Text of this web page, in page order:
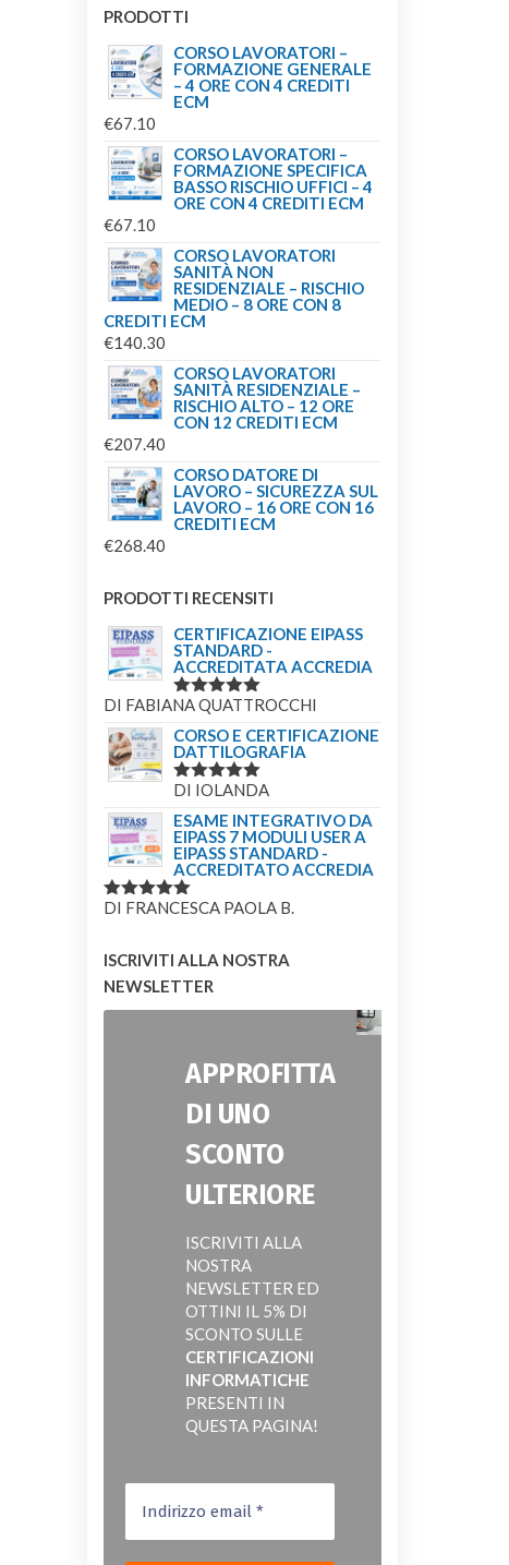
PRODOTTI
CORSO LAVORATORI –
FORMAZIONE GENERALE
– 4 ORE CON 4 CREDITI
ECM
€67.10
CORSO LAVORATORI –
FORMAZIONE SPECIFICA
BASSO RISCHIO UFFICI – 4
ORE CON 4 CREDITI ECM
€67.10
CORSO LAVORATORI
SANITÀ NON
RESIDENZIALE – RISCHIO
MEDIO – 8 ORE CON 8
CREDITI ECM
€140.30
CORSO LAVORATORI
SANITÀ RESIDENZIALE –
RISCHIO ALTO – 12 ORE
CON 12 CREDITI ECM
€207.40
CORSO DATORE DI
LAVORO – SICUREZZA SUL
LAVORO – 16 ORE CON 16
CREDITI ECM
€268.40
PRODOTTI RECENSITI
CERTIFICAZIONE EIPASS
STANDARD -
ACCREDITATA ACCREDIA
VALUTATO
DI FABIANA QUATTROCCHI
CORSO E CERTIFICAZIONE
DATTILOGRAFIA
VALUTATO
DI IOLANDA
ESAME INTEGRATIVO DA
EIPASS 7 MODULI USER A
EIPASS STANDARD -
ACCREDITATO ACCREDIA
VALUTATO
DI FRANCESCA PAOLA B.
ISCRIVITI ALLA NOSTRA
NEWSLETTER
APPROFITTA
DI UNO
SCONTO
ULTERIORE
ISCRIVITI ALLA
NOSTRA
NEWSLETTER ED
OTTINI IL 5% DI
SCONTO SULLE
CERTIFICAZIONI
INFORMATICHE
PRESENTI IN
QUESTA PAGINA!